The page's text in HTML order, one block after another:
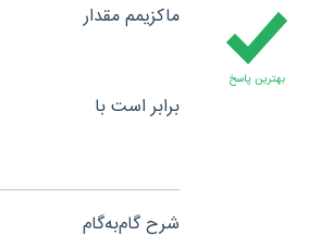
بهترین پاسخ
ماکزیمم مقدار
برابر است با
شرح گام‌به‌گام